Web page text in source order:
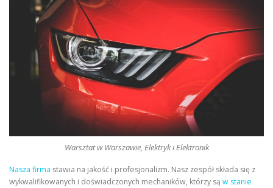
Warsztat w Warszawie, Elektryk i Elektronik
Nasza firma stawia na jakość i profesjonalizm. Nasz zespół składa się z
wykwalifikowanych i doświadczonych mechaników, którzy są w stanie